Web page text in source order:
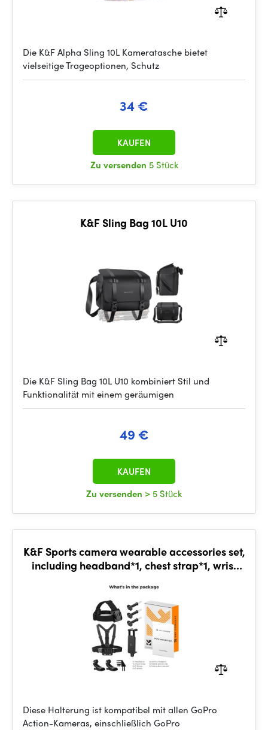
Die K&F Alpha Sling 10L Kameratasche bietet
vielseitige Trageoptionen, Schutz
34 €
Zu versenden 5 Stück
KAUFEN
K&F Sling Bag 10L U10
Die K&F Sling Bag 10L U10 kombiniert Stil und
Funktionalität mit einem geräumigen
49 €
Zu versenden > 5 Stück
KAUFEN
K&F Sports camera wearable accessories set,
including headband*1, chest strap*1, wrist
Diese Halterung ist kompatibel mit allen GoPro
Action-Kameras, einschließlich GoPro